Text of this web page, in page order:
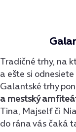
Tradičné trhy, na
a ešte si
Galantské trhy
a mestský
Tina, Majself či
do rána vás čaká